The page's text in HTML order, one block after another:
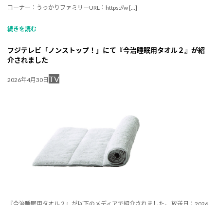
コーナー：うっかりファミリーURL：https://w […]
続きを読む
フジテレビ「ノンストップ！」にて『今治睡眠用タオル２』が紹
介されました
2026年4月30日 TV